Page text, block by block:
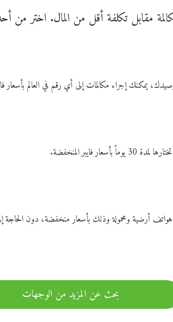
هواتف أرضية ومحمولة وذلك بأسعار منخفضة، دون
بحث عن المزيد من الوجهات